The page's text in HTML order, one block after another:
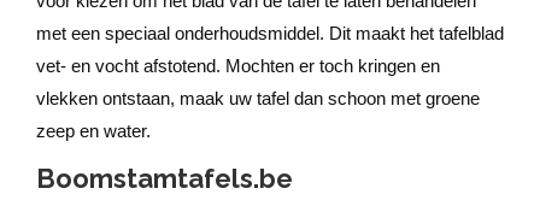
met een speciaal onderhoudsmiddel. Dit maakt het tafelblad
vet- en vocht afstotend. Mochten er toch kringen en
vlekken ontstaan, maak uw tafel dan schoon met groene
zeep en water.
Boomstamtafels.be